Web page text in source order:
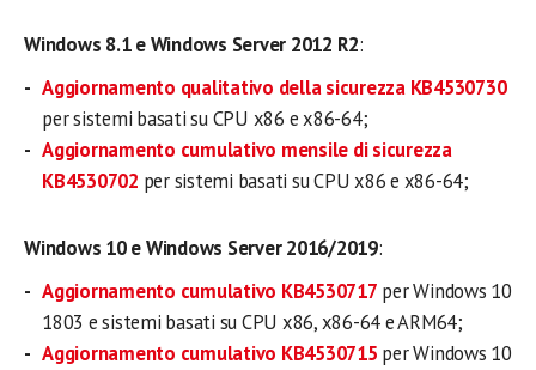
Windows 8.1 e Windows Server 2012 R2:
Aggiornamento qualitativo della sicurezza KB4530730
per sistemi basati su CPU x86 e x86-64;
Aggiornamento cumulativo mensile di sicurezza
KB4530702 per sistemi basati su CPU x86 e x86-64;
Windows 10 e Windows Server 2016/2019:
Aggiornamento cumulativo KB4530717 per Windows 10
1803 e sistemi basati su CPU x86, x86-64 e ARM64;
Aggiornamento cumulativo KB4530715 per Windows 10